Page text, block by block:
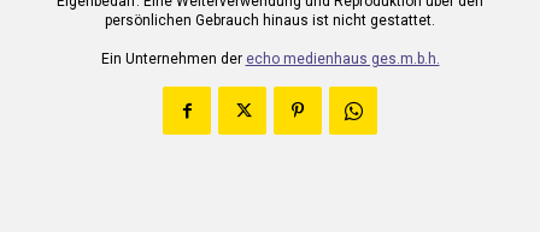
persönlichen Gebrauch hinaus ist nicht gestattet.
Ein Unternehmen der echo medienhaus ges.m.b.h.